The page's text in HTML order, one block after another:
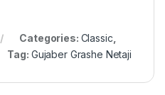
Categories: Classic
Tag: Gujaber Grashe Netaji